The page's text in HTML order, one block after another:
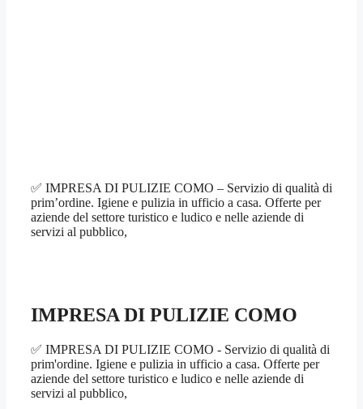
✅ IMPRESA DI PULIZIE COMO – Servizio di qualità di
prim’ordine. Igiene e pulizia in ufficio a casa. Offerte per
aziende del settore turistico e ludico e nelle aziende di
servizi al pubblico,
IMPRESA DI PULIZIE COMO
✅ IMPRESA DI PULIZIE COMO - Servizio di qualità di
prim'ordine. Igiene e pulizia in ufficio a casa. Offerte per
aziende del settore turistico e ludico e nelle aziende di
servizi al pubblico,